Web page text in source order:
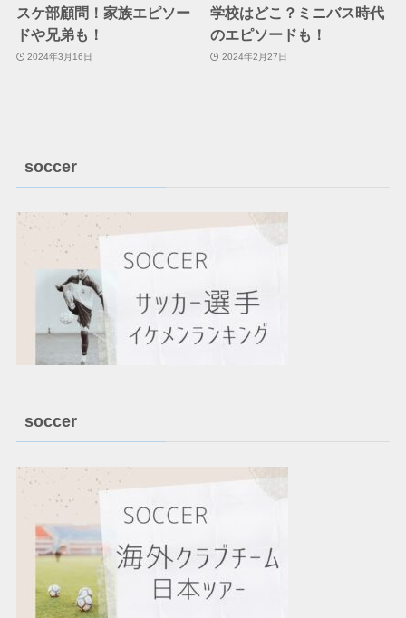
スケ部顧問！家族エピソー
ドや兄弟も！
2024年3月16日
学校はどこ？ミニバス時代
のエピソードも！
2024年2月27日
soccer
soccer